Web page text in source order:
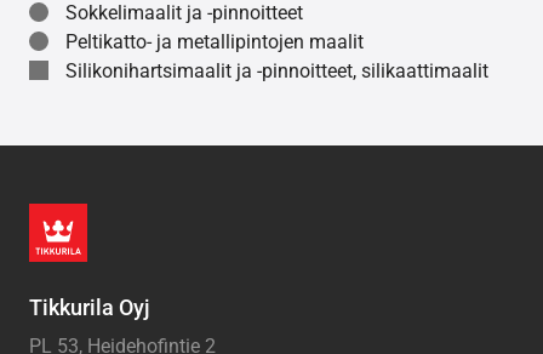
Sokkelimaalit ja -pinnoitteet
Peltikatto- ja metallipintojen maalit
Silikonihartsimaalit ja -pinnoitteet, silikaattimaalit
Tikkurila Oyj
PL 53, Heidehofintie 2